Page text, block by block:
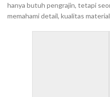
hanya butuh pengrajin, tetapi
memahami detail, kualitas